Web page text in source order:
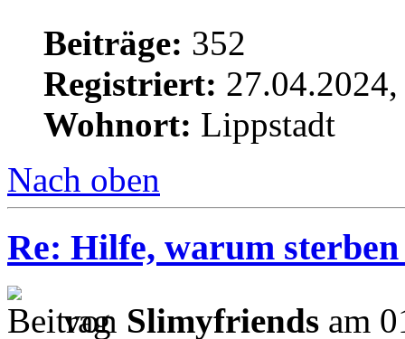
Beiträge: 352
Registriert:
Wohnort: Lippstadt
Nach oben
Re: Hilfe, warum sterben
von Slimyfriends am